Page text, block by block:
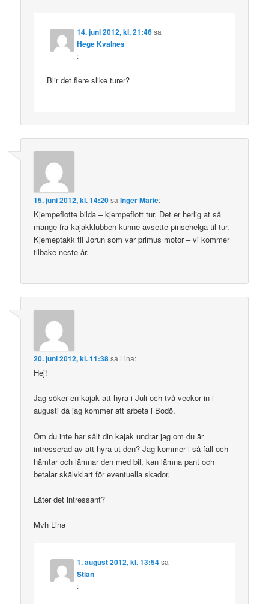
14. juni 2012, kl. 21:46sa
Hege Kvalnes
:
Blir det flere slike turer?
15. juni 2012, kl. 14:20sa Inger Marie:
Kjempeflotte bilda – kjempeflott tur. Det er herlig at så
mange fra kajakklubben kunne avsette pinsehelga til tur.
Kjemeptakk til Jorun som var primus motor – vi kommer
tilbake neste år.
20. juni 2012, kl. 11:38sa Lina:
Hej!
Jag söker en kajak att hyra i Juli och två veckor in i
augusti då jag kommer att arbeta i Bodö.
Om du inte har sålt din kajak undrar jag om du är
intresserad av att hyra ut den? Jag kommer i så fall och
hämtar och lämnar den med bil, kan lämna pant och
betalar skälvklart för eventuella skador.
Låter det intressant?
Mvh Lina
1. august 2012, kl. 13:54sa
Stian
: